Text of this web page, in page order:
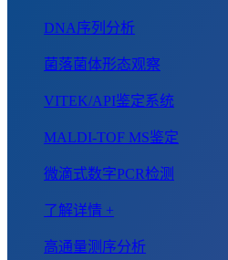
DNA序列分析
菌落菌体形态观察
VITEK/API鉴定系统
MALDI-TOF MS鉴定
微滴式数字PCR检测
了解详情 +
高通量测序分析